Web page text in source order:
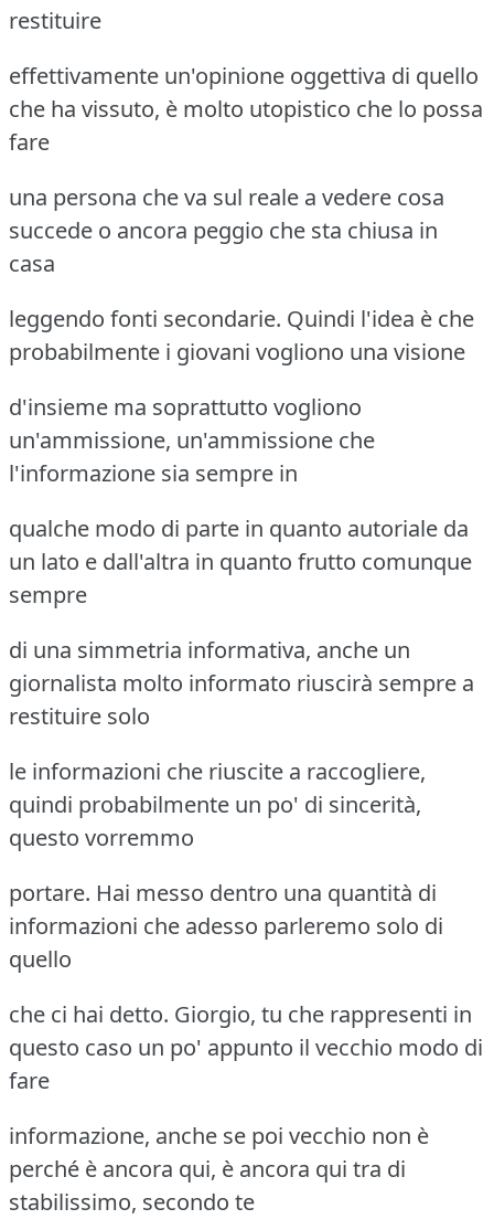
restituire
effettivamente un'opinione oggettiva di quello
che ha vissuto, è molto utopistico che lo possa
fare
una persona che va sul reale a vedere cosa
succede o ancora peggio che sta chiusa in
casa
leggendo fonti secondarie. Quindi l'idea è che
probabilmente i giovani vogliono una visione
d'insieme ma soprattutto vogliono
un'ammissione, un'ammissione che
l'informazione sia sempre in
qualche modo di parte in quanto autoriale da
un lato e dall'altra in quanto frutto comunque
sempre
di una simmetria informativa, anche un
giornalista molto informato riuscirà sempre a
restituire solo
le informazioni che riuscite a raccogliere,
quindi probabilmente un po' di sincerità,
questo vorremmo
portare. Hai messo dentro una quantità di
informazioni che adesso parleremo solo di
quello
che ci hai detto. Giorgio, tu che rappresenti in
questo caso un po' appunto il vecchio modo di
fare
informazione, anche se poi vecchio non è
perché è ancora qui, è ancora qui tra di
stabilissimo, secondo te